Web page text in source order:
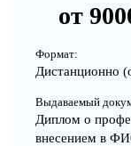
от
Формат:
Дистанционно
Выдаваемый
Диплом о
внесением в